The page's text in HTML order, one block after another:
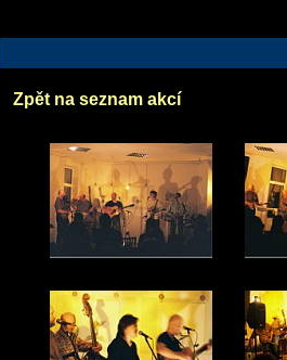
Zpět na seznam akcí